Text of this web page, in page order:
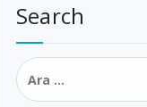
Search
Arama: